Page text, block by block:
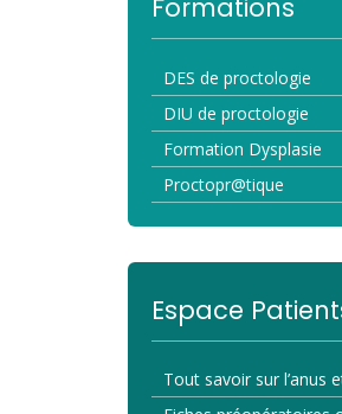
Formations
DES de proctologie
DIU de proctologie
Formation Dysplasie
Proctopr@tique
Espace
Tout savoir sur l’anus